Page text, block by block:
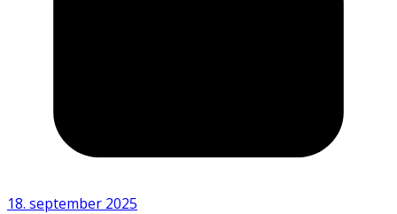
18. september 2025